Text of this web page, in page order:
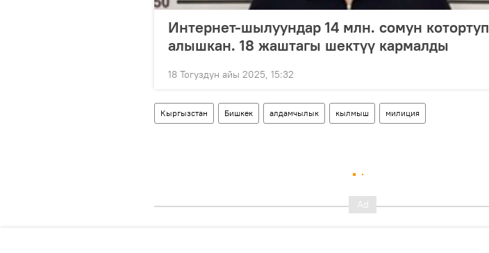
Интернет-шылуундар 14 млн. сомун котортуп
алышкан. 18 жаштагы шектүү кармалды
18 Тогуздун айы 2025, 15:32
Кыргызстан Бишкек алдамчылык кылмыш милиция